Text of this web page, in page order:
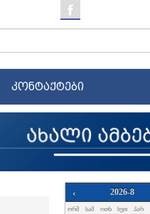
კონტაქტები
‹ 2026-8
ᲝᲠᲨ ᲡᲐᲛ ᲝᲗᲮ ᲮᲣᲗ ᲞᲐᲠ